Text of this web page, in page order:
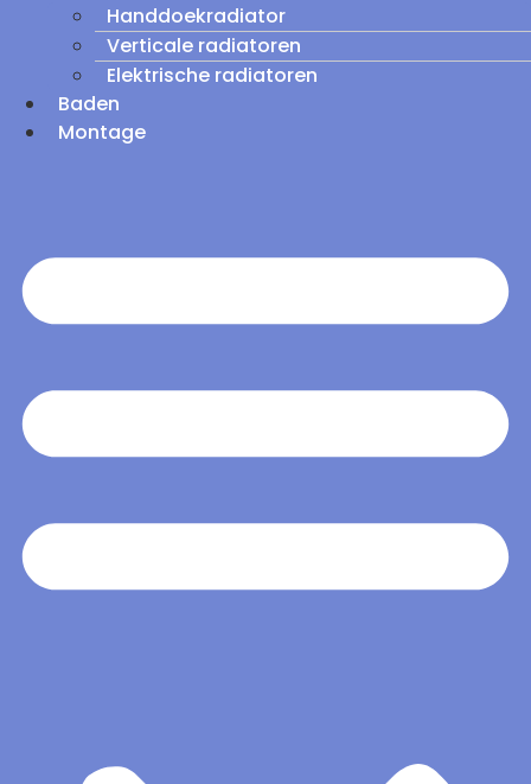
Handdoekradiator
Verticale radiatoren
Elektrische radiatoren
Baden
Montage